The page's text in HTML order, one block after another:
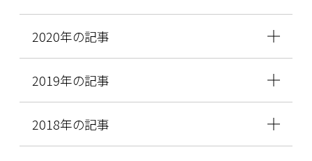
2020年の記事
2019年の記事
2018年の記事